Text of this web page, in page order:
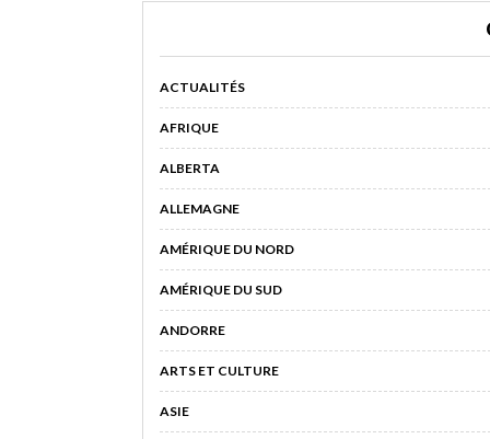
ACTUALITÉS
AFRIQUE
ALBERTA
ALLEMAGNE
AMÉRIQUE DU NORD
AMÉRIQUE DU SUD
ANDORRE
ARTS ET CULTURE
ASIE